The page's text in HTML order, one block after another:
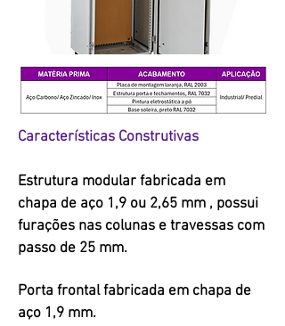
Características Construtivas
Estrutura modular fabricada em
chapa de aço 1,9 ou 2,65 mm , possui
furações nas colunas e travessas com
passo de 25 mm.
Porta frontal fabricada em chapa de
aço 1,9 mm.